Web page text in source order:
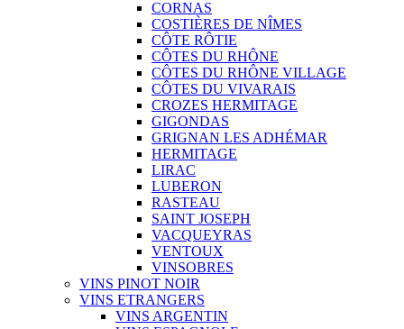
CORNAS
COSTIÈRES DE NÎMES
CÔTE RÔTIE
CÔTES DU RHÔNE
CÔTES DU RHÔNE VILLAGE
CÔTES DU VIVARAIS
CROZES HERMITAGE
GIGONDAS
GRIGNAN LES ADHÉMAR
HERMITAGE
LIRAC
LUBERON
RASTEAU
SAINT JOSEPH
VACQUEYRAS
VENTOUX
VINSOBRES
VINS PINOT NOIR
VINS ETRANGERS
VINS ARGENTIN